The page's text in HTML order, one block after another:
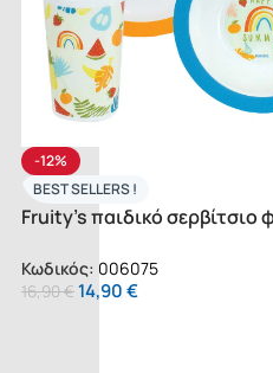
-12%
BEST SELLERS !
Fruity’s παιδικό σερβίτσιο
Κωδικός: 006075
16,90€ 14,90€